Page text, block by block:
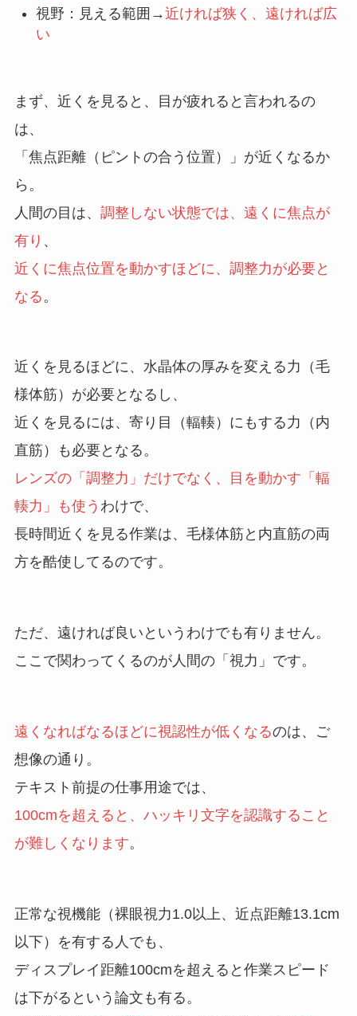
視野：見える範囲→近ければ狭く、遠ければ広
い
まず、近くを見ると、目が疲れると言われるの
は、
「焦点距離（ピントの合う位置）」が近くなるか
ら。
人間の目は、 調整しない状態では、遠くに焦点が
有り 、
近くに焦点位置を動かすほどに、調整力が必要と
なる 。
近くを見るほどに、水晶体の厚みを変える力（毛
様体筋）が必要となるし、
近くを見るには、寄り目（輻輳）にもする力（内
直筋）も必要となる。
レンズの「調整力」だけでなく、目を動かす「輻
輳力」も使う わけで、
長時間近くを見る作業は、毛様体筋と内直筋の両
方を酷使してるのです。
ただ、遠ければ良いというわけでも有りません。
ここで関わってくるのが人間の「視力」です。
遠くなればなるほどに視認性が低くなるのは、ご
想像の通り。
テキスト前提の仕事用途では、
100cmを超えると、ハッキリ文字を認識すること
が難しくなります。
正常な視機能（裸眼視力1.0以上、近点距離13.1cm
以下）を有する人でも、
ディスプレイ距離100cmを超えると作業スピード
は下がるという論文も有る。